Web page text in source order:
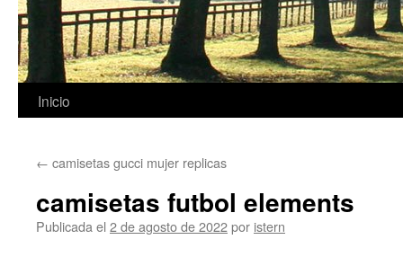
Saltar
contenido
Inicio
← camisetas gucci mujer replicas
camisetas futbol elements
Publicada el 2 de agosto de 2022por istern